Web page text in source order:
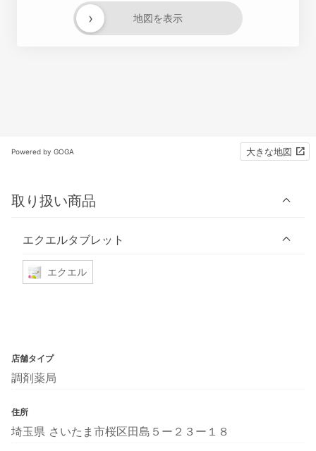
地図を表示
›
Powered by GOGA 大きな地図
取り扱い商品
エクエルタブレット
エクエル
店舗タイプ
調剤薬局
住所
埼玉県 さいたま市桜区田島５ー２３ー１８